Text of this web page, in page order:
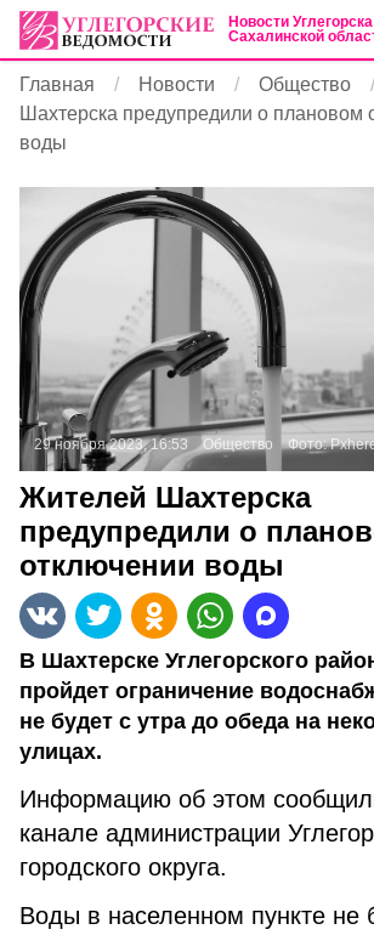
Новости
Сахалинской
Главная Новости Общество
Шахтерска предупредили о плановом
воды
29 ноября 2023, 16:53 Общество Фото:
Жителей Шахтерска
предупредили о
отключении воды
В Шахтерске Углегорского
пройдет ограничение
не будет с утра до обеда на
улицах.
Информацию об этом
канале администрации
городского округа.
Воды в населенном пункте не